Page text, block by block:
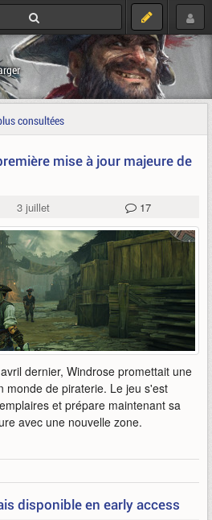
consultées
mise à jour majeure de
3 juillet 17
dernier, Windrose promettait une
monde de piraterie. Le jeu s'est
et prépare maintenant sa
avec une nouvelle zone.
disponible en early access